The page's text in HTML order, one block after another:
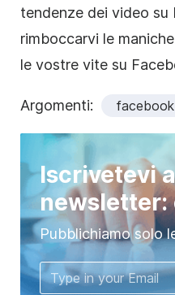
tendenze dei video
rimboccarvi le
le vostre vite su
Argomenti: facebook
Iscrivetevi
newsletter:
Pubblichiamo solo